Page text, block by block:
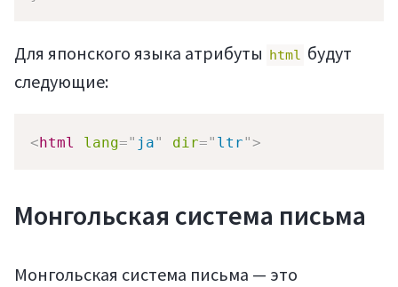
Для японского языка атрибуты html будут
следующие:
<html lang=" ja" dir=" ltr">
Монгольская система письма
Монгольская система письма — это